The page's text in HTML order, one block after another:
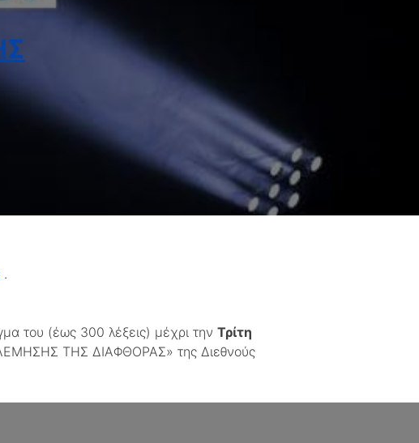
.
του (έως 300 λέξεις) μέχρι την Τρίτη
ΤΗΣ ΔΙΑΦΘΟΡΑΣ» της Διεθνούς